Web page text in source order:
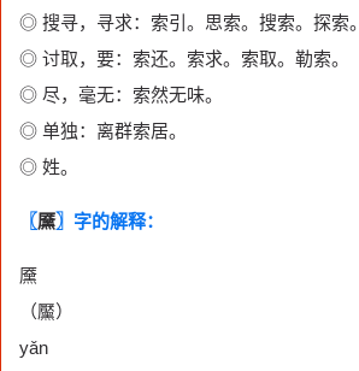
◎ 搜寻，寻求：索引。思索。搜索。探索。
◎ 讨取，要：索还。索求。索取。勒索。
◎ 尽，毫无：索然无味。
◎ 单独：离群索居。
◎ 姓。
〖黡〗字的解释：
黡
（黶）
yǎn